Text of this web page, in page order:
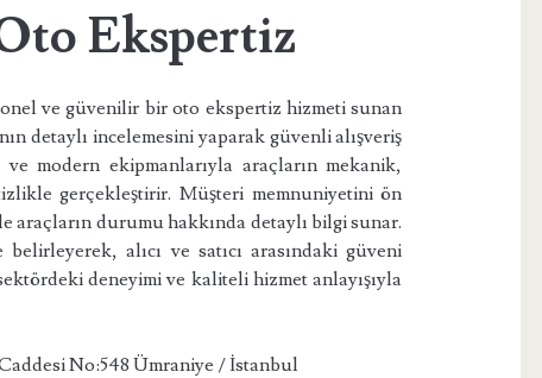
Ekspertiz
ve güvenilir bir oto ekspertiz hizmeti sunan
detaylı incelemesini yaparak güvenli alışveriş
modern ekipmanlarıyla araçların mekanik,
gerçekleştirir. Müşteri memnuniyetini ön
araçların durumu hakkında detaylı bilgi sunar.
alıcı ve satıcı arasındaki güveni
deneyimi ve kaliteli hizmet anlayışıyla
No:548 Ümraniye / İstanbul